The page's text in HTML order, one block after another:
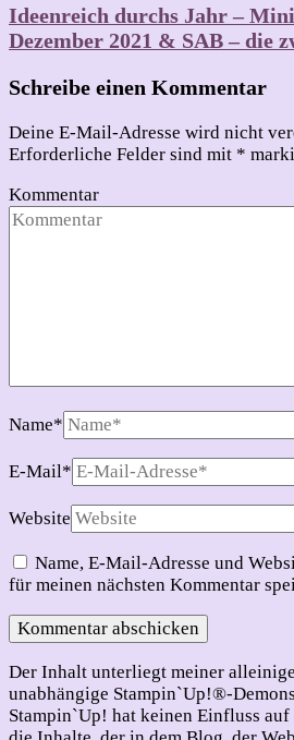
Ideenreich durchs Jahr –
Dezember 2021 & SAB – die
Schreibe einen Kommentar
Deine E-Mail-Adresse wird nicht
Erforderliche Felder sind mit *
Kommentar
Name*
E-Mail*
Website
Name, E-Mail-Adresse und
für meinen nächsten Kommentar
Der Inhalt unterliegt meiner
unabhängige Stampin`Up!®-
Stampin`Up! hat keinen Einfluss